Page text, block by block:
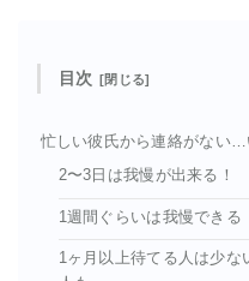
目次
忙しい彼氏から連絡がない…
2〜3日は我慢が出来る！
1週間ぐらいは我慢できる
1ヶ月以上待てる人は少